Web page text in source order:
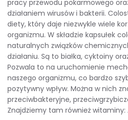
pracy przewodu pokarmowego
działaniem wirusów i bakterii.
diety, który daje niezwykle wiele
organizmu. W składzie kapsułek
naturalnych związków
działaniu. Są to białka, cyktoiny
Pozwala to na uruchomienie
naszego organizmu, co bardzo
pozytywny wpływ. Można w nich
przeciwbakteryjne,
Znajdziemy tam również witaminy: